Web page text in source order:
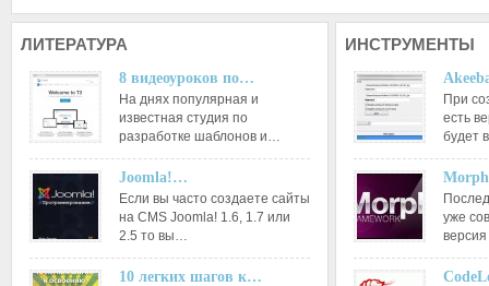
ЛИТЕРАТУРА
8 видеоуроков по…
На днях популярная и
известная студия по
разработке шаблонов и…
Joomla!…
Если вы часто создаете сайты
на CMS Joomla! 1.6, 1.7 или
2.5 то вы…
10 легких шагов к…
ИНСТРУМЕНТЫ
При
есть
будет
уже